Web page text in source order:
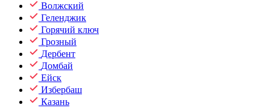
Волжский
Геленджик
Горячий ключ
Грозный
Дербент
Домбай
Ейск
Избербаш
Казань